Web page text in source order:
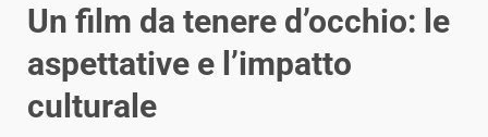
Un film da tenere d’occhio: le
aspettative e l’impatto
culturale